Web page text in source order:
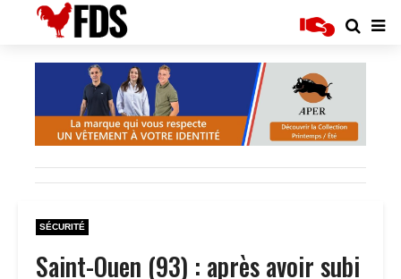
SÉCURITÉ
Saint-Ouen (93) : après avoir subi